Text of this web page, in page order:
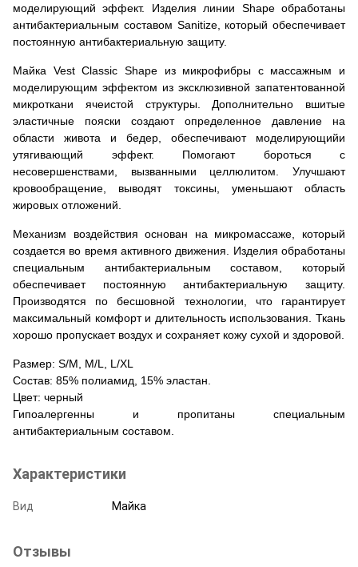
моделирующий эффект. Изделия линии Shape обработаны
антибактериальным составом Sanitize, который обеспечивает
постоянную антибактериальную защиту.
Майка Vest Classic Shape из микрофибры с массажным и
моделирующим эффектом из эксклюзивной запатентованной
микроткани ячеистой структуры. Дополнительно вшитые
эластичные пояски создают определенное давление на
области живота и бедер, обеспечивают моделирующийи
утягивающий эффект. Помогают бороться с
несовершенствами, вызванными целлюлитом. Улучшают
кровообращение, выводят токсины, уменьшают область
жировых отложений.
Механизм воздействия основан на микромассаже, который
создается во время активного движения. Изделия обработаны
специальным антибактериальным составом, который
обеспечивает постоянную антибактериальную защиту.
Производятся по бесшовной технологии, что гарантирует
максимальный комфорт и длительность использования. Ткань
хорошо пропускает воздух и сохраняет кожу сухой и здоровой.
Размер: S/M, M/L, L/XL
Состав: 85% полиамид, 15% эластан.
Цвет: черный
Гипоалергенны и пропитаны специальным
антибактериальным составом.
Характеристики
Вид Майка
Отзывы